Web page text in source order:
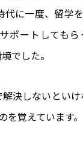
代に一度、留学
ポートしても
でした。
決しないとい
覚えています。